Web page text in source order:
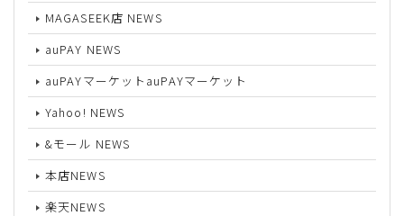
MAGASEEK店 NEWS
auPAY NEWS
auPAYマーケットauPAYマーケット
Yahoo! NEWS
&モール NEWS
本店NEWS
楽天NEWS